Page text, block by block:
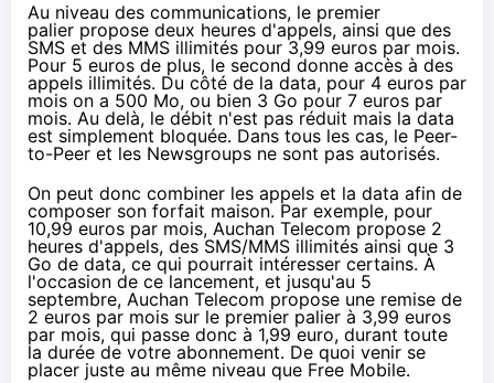
Au niveau des communications, le premier
palier propose deux heures d'appels, ainsi que des
SMS et des MMS illimités pour 3,99 euros par mois.
Pour 5 euros de plus, le second donne accès à des
appels illimités. Du côté de la data, pour 4 euros par
mois on a 500 Mo, ou bien 3 Go pour 7 euros par
mois. Au delà, le débit n'est pas réduit mais la data
est simplement bloquée. Dans tous les cas, le Peer-
to-Peer et les Newsgroups ne sont pas autorisés.
On peut donc combiner les appels et la data afin de
composer son forfait maison. Par exemple, pour
10,99 euros par mois, Auchan Telecom propose 2
heures d'appels, des SMS/MMS illimités ainsi que 3
Go de data, ce qui pourrait intéresser certains. À
l'occasion de ce lancement, et jusqu'au 5
septembre, Auchan Telecom propose une remise de
2 euros par mois sur le premier palier à 3,99 euros
par mois, qui passe donc à 1,99 euro, durant toute
la durée de votre abonnement. De quoi venir se
placer juste au même niveau que Free Mobile.